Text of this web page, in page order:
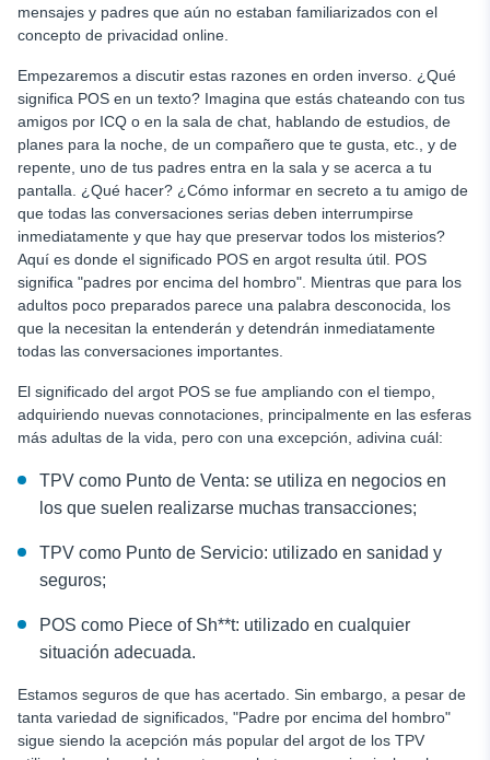
mensajes y padres que aún no estaban familiarizados con el
concepto de privacidad online.
Empezaremos a discutir estas razones en orden inverso. ¿Qué
significa POS en un texto? Imagina que estás chateando con tus
amigos por ICQ o en la sala de chat, hablando de estudios, de
planes para la noche, de un compañero que te gusta, etc., y de
repente, uno de tus padres entra en la sala y se acerca a tu
pantalla. ¿Qué hacer? ¿Cómo informar en secreto a tu amigo de
que todas las conversaciones serias deben interrumpirse
inmediatamente y que hay que preservar todos los misterios?
Aquí es donde el significado POS en argot resulta útil. POS
significa "padres por encima del hombro". Mientras que para los
adultos poco preparados parece una palabra desconocida, los
que la necesitan la entenderán y detendrán inmediatamente
todas las conversaciones importantes.
El significado del argot POS se fue ampliando con el tiempo,
adquiriendo nuevas connotaciones, principalmente en las esferas
más adultas de la vida, pero con una excepción, adivina cuál:
TPV como Punto de Venta: se utiliza en negocios en
los que suelen realizarse muchas transacciones;
TPV como Punto de Servicio: utilizado en sanidad y
seguros;
POS como Piece of Sh**t: utilizado en cualquier
situación adecuada.
Estamos seguros de que has acertado. Sin embargo, a pesar de
tanta variedad de significados, "Padre por encima del hombro"
sigue siendo la acepción más popular del argot de los TPV